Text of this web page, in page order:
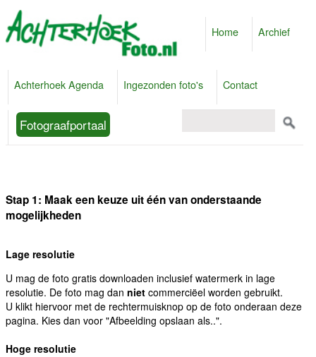
Home Archief
Achterhoek Agenda Ingezonden foto's Contact
Fotograafportaal
Stap 1: Maak een keuze uit één van onderstaande
mogelijkheden
Lage resolutie
U mag de foto gratis downloaden inclusief watermerk in lage
resolutie. De foto mag dan niet commerciëel worden gebruikt.
U klikt hiervoor met de rechtermuisknop op de foto onderaan deze
pagina. Kies dan voor "Afbeelding opslaan als..".
Hoge resolutie